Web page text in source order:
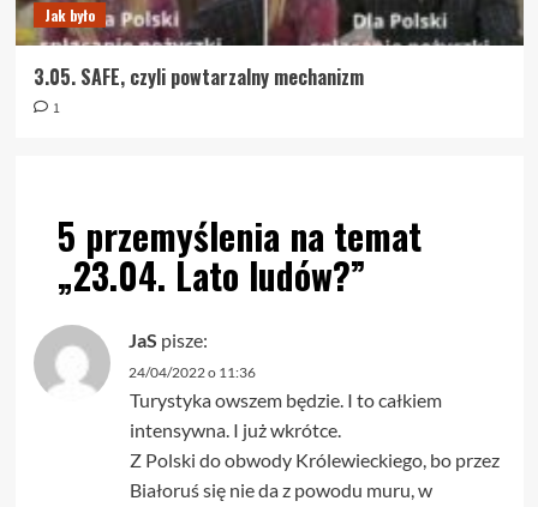
Jak było
3.05. SAFE, czyli powtarzalny mechanizm
1
5 przemyślenia na temat
„23.04. Lato ludów?”
JaS pisze:
24/04/2022 o 11:36
Turystyka owszem będzie. I to całkiem
intensywna. I już wkrótce.
Z Polski do obwody Królewieckiego, bo przez
Białoruś się nie da z powodu muru, w